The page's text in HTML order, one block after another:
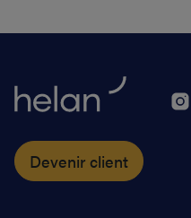
Devenir client